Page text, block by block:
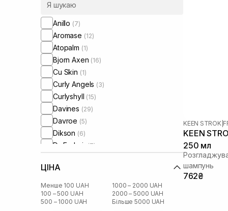
Anillo (7)
Aromase (12)
Atopalm (1)
Bjorn Axen (16)
Cu Skin (1)
Curly Angels (3)
Curlyshyll (15)
Davines (29)
Davroe (5)
Dikson (6)
Dr. Forhair (7)
Keen Strok
La Biosthetique
Lebel(9)
Lola from Rio
ЦІНА
Менше 100 UAH
100 – 500 UAH
500 – 1000 UAH
1000 – 2000 UAH
2000 – 5000 UAH
Більше 5000 UAH
KEEN STROK
KEEN
250 мл
шампунь
762₴